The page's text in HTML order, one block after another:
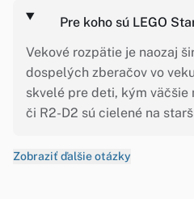
Pre koho sú LEGO
Vekové rozpätie je naozaj
dospelých zberačov vo
skvelé pre deti, kým väčšie
či R2-D2 sú cielené na
Zobraziť ďalšie otázky